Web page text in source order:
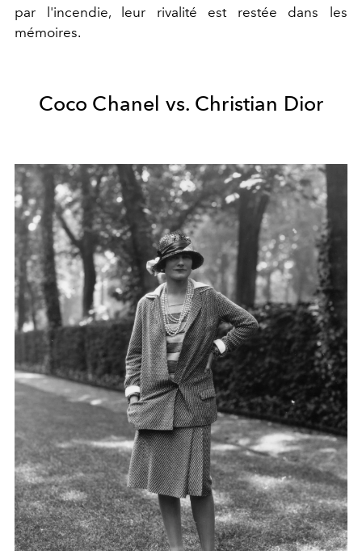
par l'incendie, leur rivalité est restée dans les
mémoires.
Coco Chanel vs. Christian Dior